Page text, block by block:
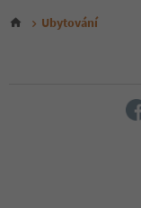
Ubytování